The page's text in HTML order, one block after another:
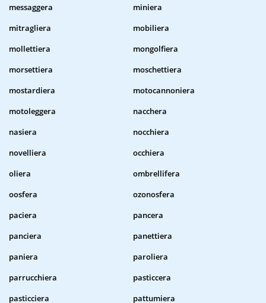
messaggera
miniera
mitragliera
mobiliera
mollettiera
mongolfiera
morsettiera
moschettiera
mostardiera
motocannoniera
motoleggera
nacchera
nasiera
nocchiera
novelliera
occhiera
oliera
ombrellifera
oosfera
ozonosfera
paciera
pancera
panciera
panettiera
paniera
paroliera
parrucchiera
pasticcera
pasticciera
pattumiera